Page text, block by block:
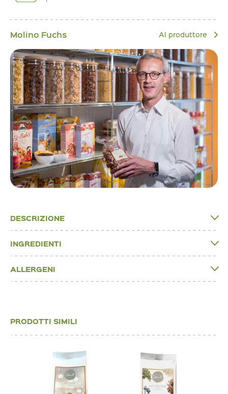
Molino Fuchs Al produttore
DESCRIZIONE
INGREDIENTI
ALLERGENI
PRODOTTI SIMILI